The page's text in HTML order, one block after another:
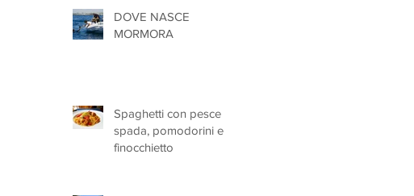
DOVE NASCE
MORMORA
Spaghetti con pesce
spada, pomodorini e
finocchietto